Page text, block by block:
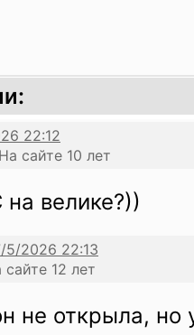
сайте 10 лет
велике?))
12 лет
не открыла, но